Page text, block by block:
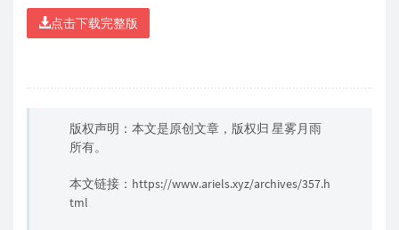
点击下载完整版
版权声明：本文是原创文章，版权归 星雾月雨
所有。
本文链接： https://www.ariels.xyz/archives/357.h
tml